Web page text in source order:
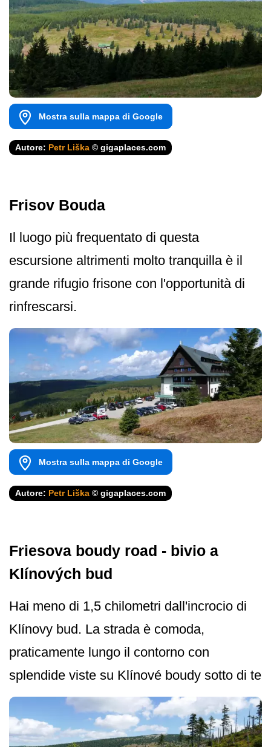
Mostra sulla mappa di Google
Autore: Petr Liška © gigaplaces.com
Frisov Bouda
Il luogo più frequentato di questa
escursione altrimenti molto tranquilla è il
grande rifugio frisone con l'opportunità di
rinfrescarsi.
Mostra sulla mappa di Google
Autore: Petr Liška © gigaplaces.com
Friesova boudy road - bivio a
Klínových bud
Hai meno di 1,5 chilometri dall'incrocio di
Klínovy bud. La strada è comoda,
praticamente lungo il contorno con
splendide viste su Klínové boudy sotto di te